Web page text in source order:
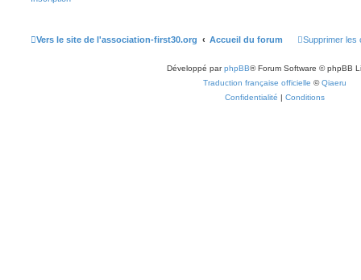
Vers le site de l'association-first30.org Accueil du forum Supprimer les
Développé parphpBB® Forum Software © phpBB
Traduction française officielle ©Qiaeru
Confidentialité | Conditions